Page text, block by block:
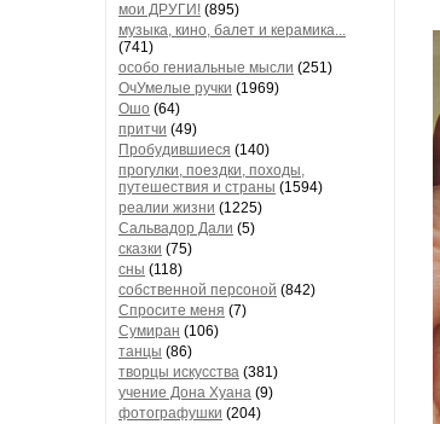
мои ДРУГИ! (895)
музыка, кино, балет и керамика...
(741)
особо гениальные мысли (251)
ОчУмелые ручки (1969)
Ошо (64)
притчи (49)
Пробудившиеся (140)
прогулки, поездки, походы,
путешествия и страны (1594)
реалии жизни (1225)
Сальвадор Дали (5)
сказки (75)
сны (118)
собственной персоной (842)
Спросите меня (7)
Сумиран (106)
танцы (86)
творцы искусства (381)
учение Дона Хуана (9)
фотографушки (204)